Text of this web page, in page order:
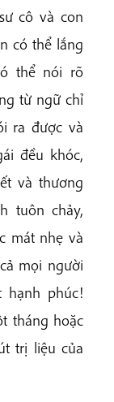
cô và con
có thể lắng
thể nói rõ
từ ngữ chỉ
ra được và
đều khóc,
và thương
tuôn chảy,
mát nhẹ và
mọi người
phúc!
tháng hoặc
trị liệu của